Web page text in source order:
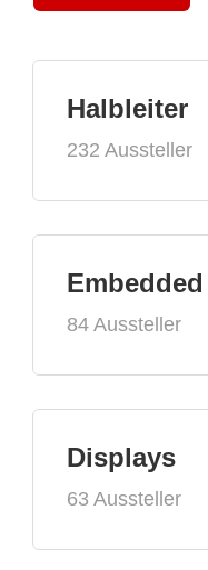
Halbleiter
232 Aussteller
84 Aussteller
Displays
63 Aussteller